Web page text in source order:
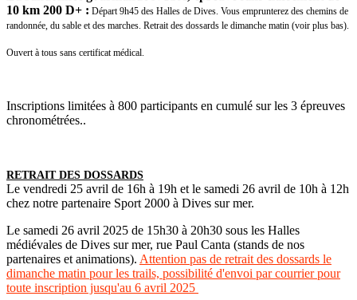
10 km 200 D+ : Départ 9h45 des Halles de Dives. Vous emprunterez des chemins de
randonnée, du sable et des marches. Retrait des dossards le dimanche matin (voir plus bas).
Ouvert à tous sans certificat médical.
Inscriptions limitées à 800 participants en cumulé sur les 3 épreuves
chronométrées..
RETRAIT DES DOSSARDS
Le vendredi 25 avril de 16h à 19h et le samedi 26 avril de 10h à 12h
chez notre partenaire Sport 2000 à Dives sur mer.
Le samedi 26 avril 2025 de 15h30 à 20h30 sous les Halles
médiévales de Dives sur mer, rue Paul Canta (stands de nos
partenaires et animations). Attention pas de retrait des dossards le
dimanche matin pour les trails, possibilité d'envoi par courrier pour
toute inscription jusqu'au 6 avril 2025